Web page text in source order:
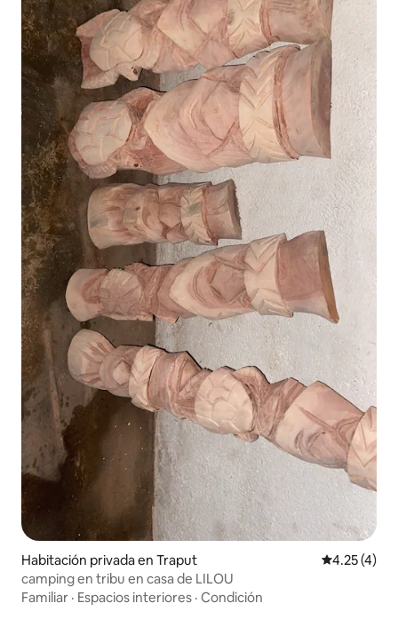
Habitación privada en Traput Calificación
4.25 (4)
camping en tribu en casa de LILOU
Familiar · Espacios interiores · Condición